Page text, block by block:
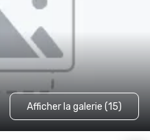
Afficher la galerie (15)